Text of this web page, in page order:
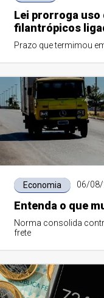
Lei prorroga uso
filantrópicos
Prazo que termimou
Economia 06/08/
Entenda o que
Norma consolida
frete